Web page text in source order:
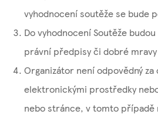
vyhodnocení soutěže se bude
Do vyhodnocení Soutěže
právní předpisy či dobré
Organizátor není odpovědný
elektronickými prostředky
nebo stránce, v tomto případě